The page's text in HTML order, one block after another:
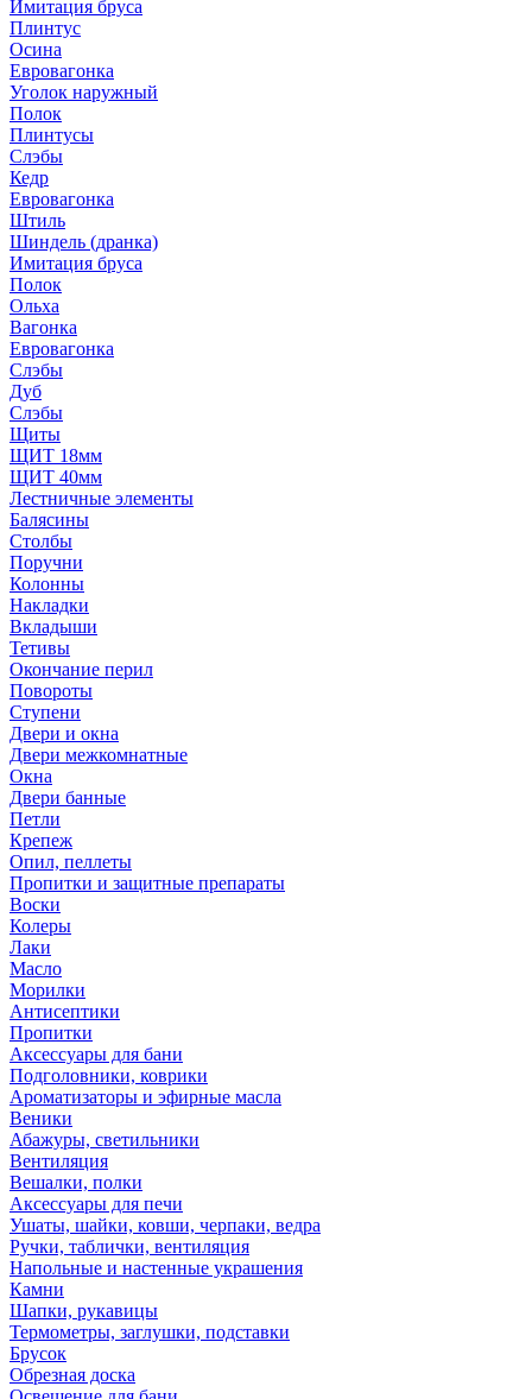
Имитация бруса
Плинтус
Осина
Евровагонка
Уголок наружный
Полок
Плинтусы
Слэбы
Кедр
Евровагонка
Штиль
Шиндель (дранка)
Имитация бруса
Полок
Ольха
Вагонка
Евровагонка
Слэбы
Дуб
Слэбы
Щиты
ЩИТ 18мм
ЩИТ 40мм
Лестничные элементы
Балясины
Столбы
Поручни
Колонны
Накладки
Вкладыши
Тетивы
Окончание перил
Повороты
Ступени
Двери и окна
Двери межкомнатные
Окна
Двери банные
Петли
Крепеж
Опил, пеллеты
Пропитки и защитные препараты
Воски
Колеры
Лаки
Масло
Морилки
Антисептики
Пропитки
Аксессуары для бани
Подголовники, коврики
Ароматизаторы и эфирные масла
Веники
Абажуры, светильники
Вентиляция
Вешалки, полки
Аксессуары для печи
Ушаты, шайки, ковши, черпаки, ведра
Ручки, таблички, вентиляция
Напольные и настенные украшения
Камни
Шапки, рукавицы
Термометры, заглушки, подставки
Брусок
Обрезная доска